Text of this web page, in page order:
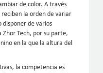
de color. A través
la orden de variar
de varios
Zhor Tech, por su parte,
en la que la altura del
la competencia es